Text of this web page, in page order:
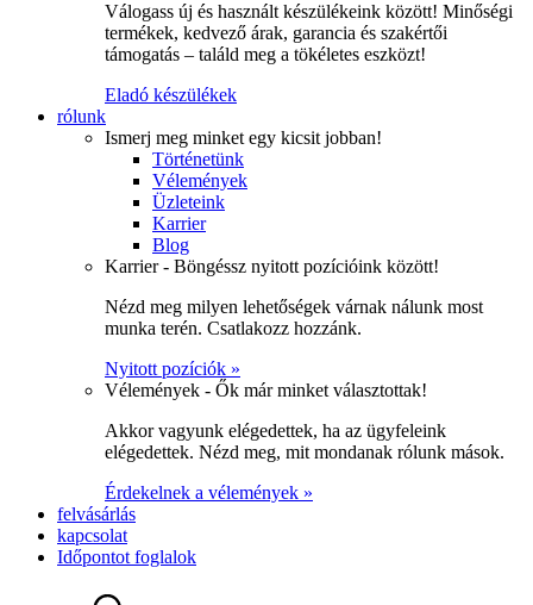
Válogass új és használt készülékeink között! Minőségi
termékek, kedvező árak, garancia és szakértői
támogatás – találd meg a tökéletes eszközt!
Eladó készülékek
rólunk
Ismerj meg minket egy kicsit jobban!
Történetünk
Vélemények
Üzleteink
Karrier
Blog
Karrier - Böngéssz nyitott pozícióink között!
Nézd meg milyen lehetőségek várnak nálunk most
munka terén. Csatlakozz hozzánk.
Nyitott pozíciók »
Vélemények - Ők már minket választottak!
Akkor vagyunk elégedettek, ha az ügyfeleink
elégedettek. Nézd meg, mit mondanak rólunk mások.
Érdekelnek a vélemények »
felvásárlás
kapcsolat
Időpontot foglalok